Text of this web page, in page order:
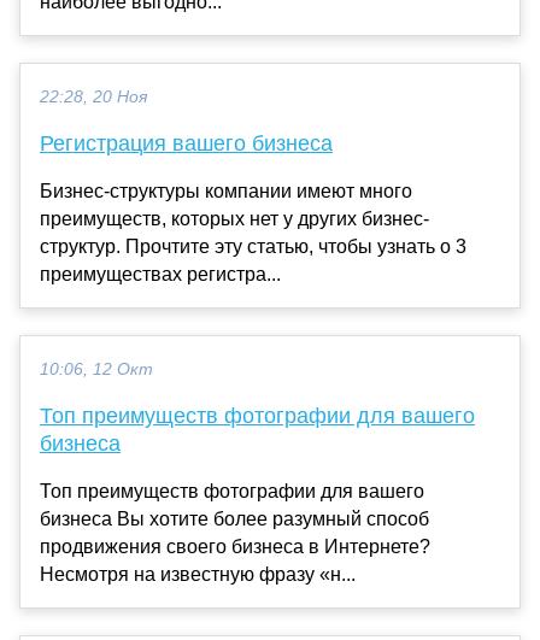
22:28, 20 Ноя
Регистрация вашего бизнеса
Бизнес-структуры компании имеют много
преимуществ, которых нет у других бизнес-
структур. Прочтите эту статью, чтобы узнать о 3
преимуществах регистра...
10:06, 12 Окт
Топ преимуществ фотографии для вашего
бизнеса
Топ преимуществ фотографии для вашего
бизнеса Вы хотите более разумный способ
продвижения своего бизнеса в Интернете?
Несмотря на известную фразу «н...